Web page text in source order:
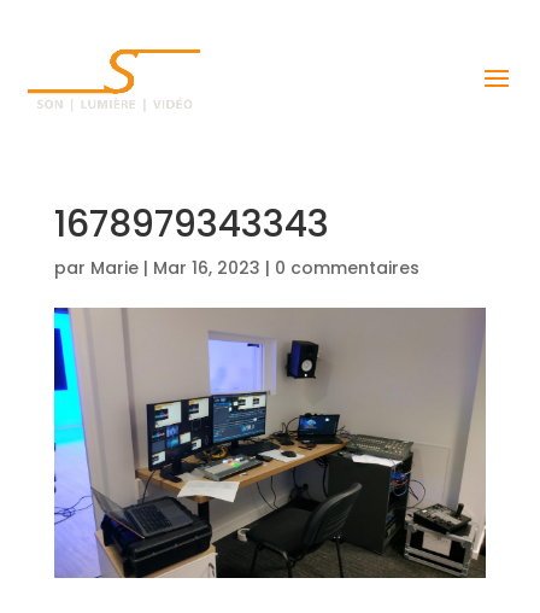
1678979343343
par Marie| Mar 16, 2023 | 0 commentaires